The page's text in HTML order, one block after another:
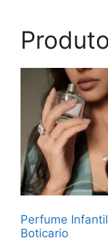
Perfume Infantil
Boticario